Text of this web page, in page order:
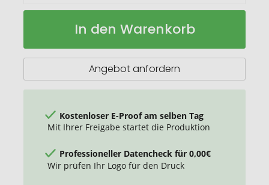
Eiskratzer
Auf
In den Warenkorb
Angebot anfordern
Kostenloser E-Proof am selben Tag
Mit Ihrer Freigabe startet die Produktion
Professioneller Datencheck für 0,00€
Wir prüfen Ihr Logo für den Druck